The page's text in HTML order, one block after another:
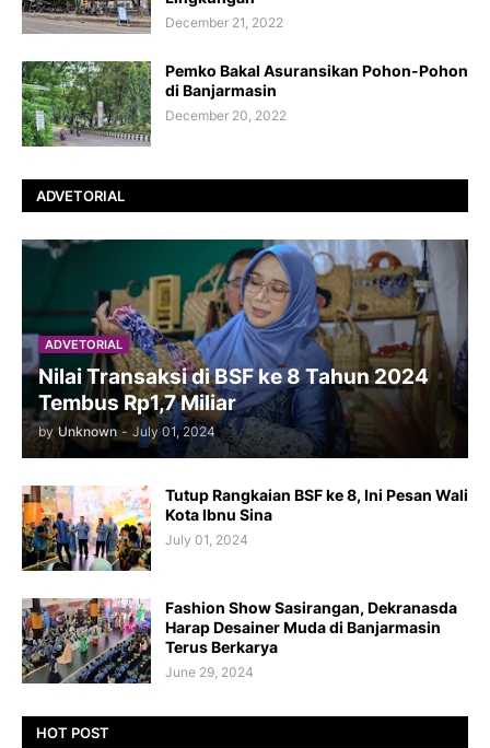
December 21, 2022
Pemko Bakal Asuransikan Pohon-Pohon
di Banjarmasin
December 20, 2022
ADVETORIAL
ADVETORIAL
Nilai Transaksi di BSF ke 8 Tahun 2024
Tembus Rp1,7 Miliar
by Unknown - July 01, 2024
Tutup Rangkaian BSF ke 8, Ini Pesan Wali
Kota Ibnu Sina
July 01, 2024
Fashion Show Sasirangan, Dekranasda
Harap Desainer Muda di Banjarmasin
Terus Berkarya
June 29, 2024
HOT POST